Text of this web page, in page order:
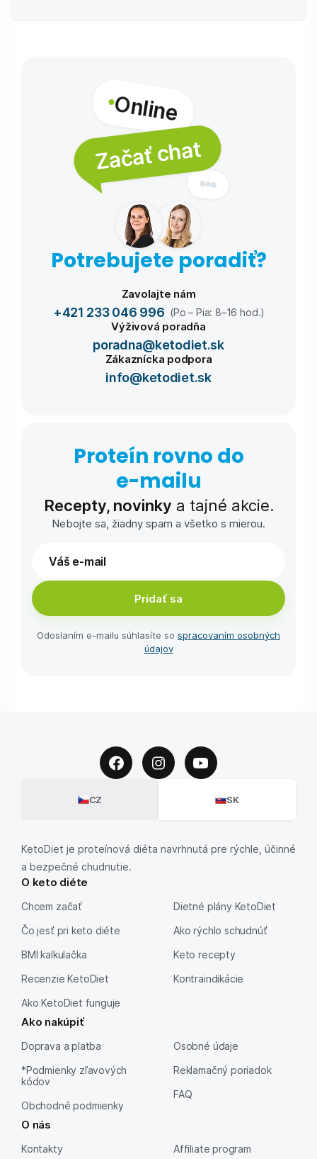
Online
Začať chat
Potrebujete poradiť?
Zavolajte nám
+421 233 046 996 (Po – Pia: 8–16 hod.)
Výživová poradňa
poradna@ketodiet.sk
Zákaznícka podpora
info@ketodiet.sk
Proteín rovno do
e-⁠mailu
Recepty, novinky a tajné akcie.
Nebojte sa, žiadny spam a všetko s mierou.
Pridať sa
Odoslaním e-⁠mailu súhlasíte so spracovaním osobných
údajov
CZ SK
KetoDiet je proteínová diéta navrhnutá pre rýchle, účinné
a bezpečné chudnutie.
O keto diéte
Chcem začať
Čo jesť pri keto diéte
BMI kalkulačka
Recenzie KetoDiet
Ako KetoDiet funguje
Dietné plány KetoDiet
Ako rýchlo schudnúť
Keto recepty
Kontraindikácie
Ako nakúpiť
Doprava a platba
*Podmienky zľavových
kódov
Obchodné podmienky
Osobné údaje
Reklamačný poriadok
FAQ
O nás
Kontakty Affiliate program